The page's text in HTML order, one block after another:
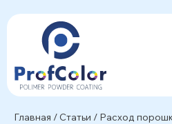
Главная / Статьи / Расход